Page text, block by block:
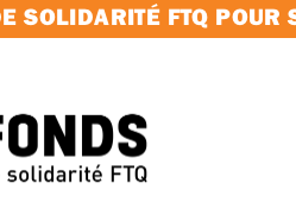
SOLIDARITÉ FTQ POUR